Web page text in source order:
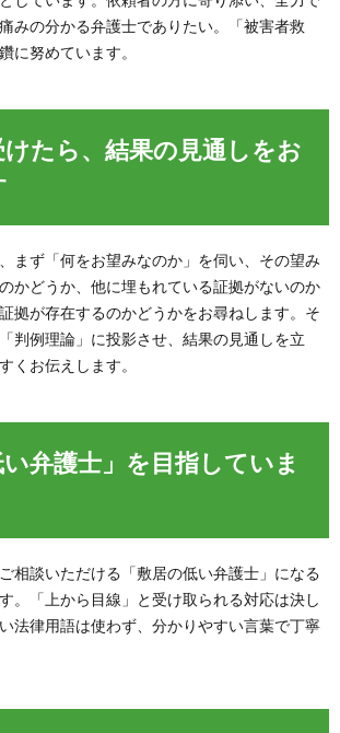
みの分かる弁護士でありたい。「被害者救
に努めています。
たら、結果の見通しをお
まず「何をお望みなのか」を伺い、その望み
かどうか、他に埋もれている証拠がないのか
拠が存在するのかどうかをお尋ねします。そ
判例理論」に投影させ、結果の見通しを立
くお伝えします。
い弁護士」を目指していま
相談いただける「敷居の低い弁護士」になる
。「上から目線」と受け取られる対応は決し
法律用語は使わず、分かりやすい言葉で丁寧